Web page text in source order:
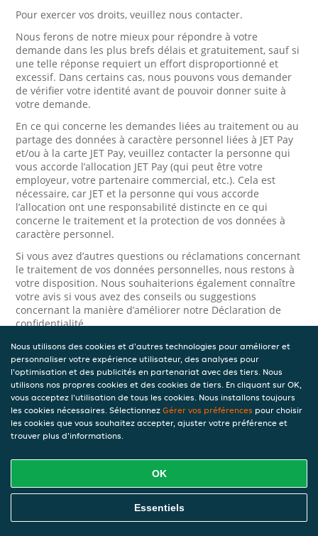
Pour exercer vos droits, veuillez nous contacter.
Nous ferons de notre mieux pour répondre à votre
demande dans les plus brefs délais et gratuitement, sauf si
une telle réponse requiert un effort disproportionné et
excessif. Dans certains cas, nous pouvons vous demander
de vérifier votre identité avant de pouvoir donner suite à
votre demande.
En ce qui concerne les demandes liées au traitement ou au
partage des données à caractère personnel liées à JET Pay
et/ou à la carte JET Pay, veuillez contacter la personne qui
vous accorde l’allocation JET Pay (qui peut être votre
employeur, votre partenaire commercial, etc.). Cela est
nécessaire, car JET et la personne qui vous accorde
l’allocation ont une responsabilité distincte en ce qui
concerne le traitement et la protection de vos données à
caractère personnel.
Si vous avez d’autres questions ou réclamations concernant
le traitement de vos données personnelles, nous restons à
votre disposition. Nous souhaiterions également connaître
votre avis si vous avez des conseils ou suggestions
concernant la manière d’améliorer notre Déclaration de
confidentialité.
Sécurité
JET prend la protection des données à caractère personnel
très au sérieux. Ainsi, nous prenons les mesures
appropriées pour protéger vos données à caractère
personnel contre l’usage abusif, la perte, l’accès non
autorisé, la divulgation non désirée et la modification non
données à caractère personnel ne sont pas correctement
protégées ou si vous suspectez un usage abusif, veuillez
nous contacter via leformulaire de confidentialité.
Comment nous contacter
Nous utilisons des cookies et d'autres technologies pour améliorer et
personnaliser votre expérience utilisateur, des analyses pour
l'optimisation et des publicités en partenariat avec des tiers. Nous
utilisons nos propres cookies et des cookies de tiers. En cliquant sur OK,
vous acceptez l'utilisation de tous les cookies. Nous installons toujours
les cookies nécessaires. Sélectionnez Gérer vos préférences pour choisir
les cookies que vous souhaitez accepter, ajuster votre préférence et
trouver plus d'informations.
OK
Essentiels